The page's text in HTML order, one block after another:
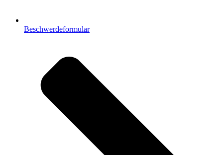
Beschwerdeformular